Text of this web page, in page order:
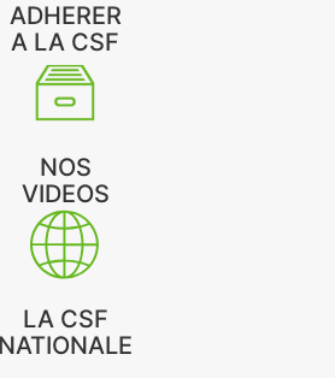
ADHERER
A LA CSF
NOS
VIDEOS
LA CSF
NATIONALE